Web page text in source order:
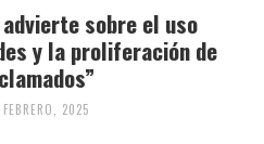
sobre el uso
y la proliferación de
2025